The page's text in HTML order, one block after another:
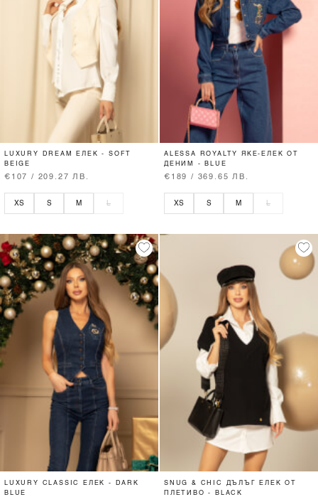
LUXURY DREAM ЕЛЕК - SOFT
BEIGE
€107 / 209.27 ЛВ.
XS S M L
ALESSA ROYALTY ЯКЕ-ЕЛЕК ОТ
ДЕНИМ - BLUE
€189 / 369.65 ЛВ.
XS S M L
LUXURY CLASSIC ЕЛЕК - DARK
BLUE
SNUG & CHIC ДЪЛЪГ ЕЛЕК ОТ
ПЛЕТИВО - BLACK